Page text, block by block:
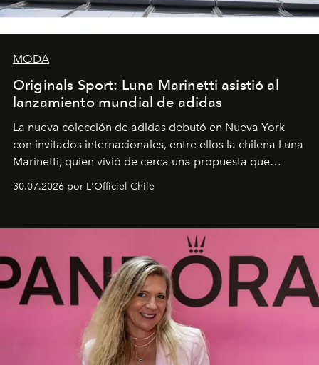
MODA
Originals Sport: Luna Marinetti asistió al
lanzamiento mundial de adidas
La nueva colección de adidas debutó en Nueva York
con invitados internacionales, entre ellos la chilena Luna
Marinetti, quien vivió de cerca una propuesta que
fusiona moda y rendimiento.
30.07.2026 por L'Officiel Chile